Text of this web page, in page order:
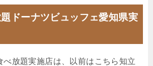
ドーナツビュッフェ愛知県実
べ放題実施店は、以前はこちら知立